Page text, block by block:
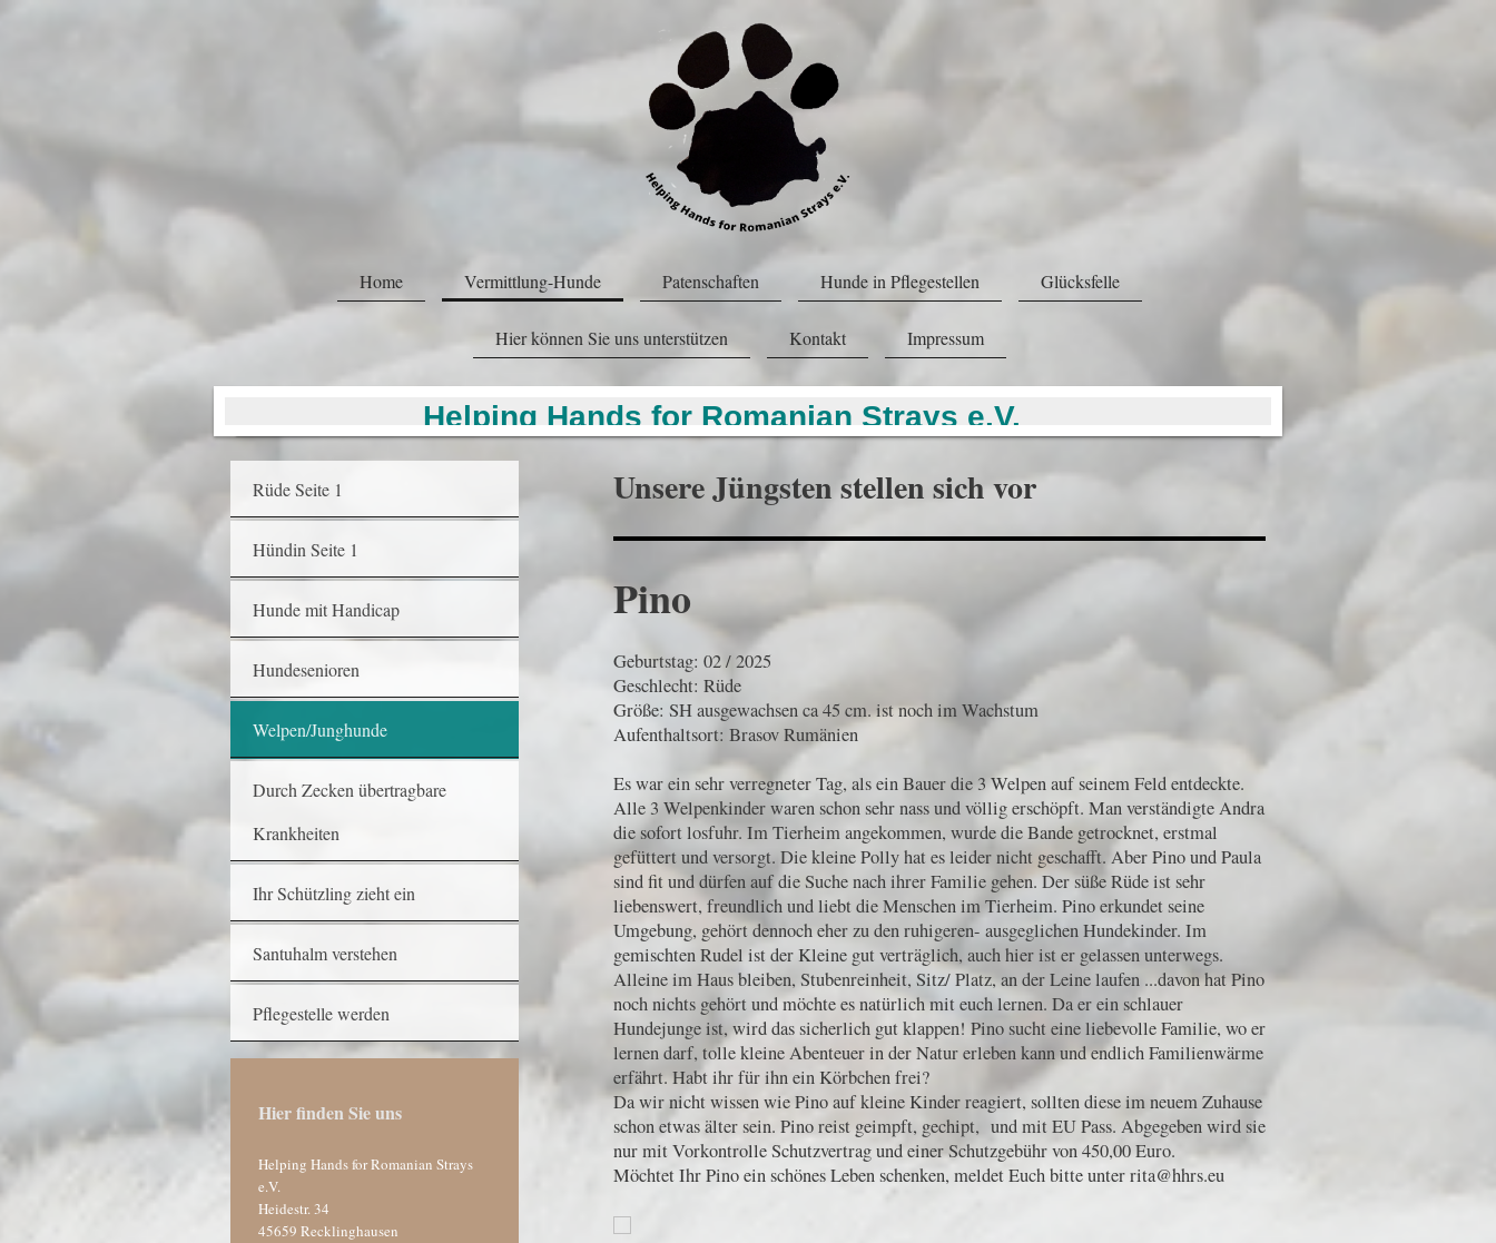
Home Vermittlung-Hunde Patenschaften Hunde in Pflegestellen Glücksfelle
Hier können Sie uns unterstützen Kontakt Impressum
Helping Hands for Romanian Strays e.V.
Unsere Jüngsten stellen sich vor
Pino
Geburtstag: 02 / 2025
Geschlecht: Rüde
Größe: SH ausgewachsen ca 45 cm. ist noch im Wachstum
Aufenthaltsort: Brasov Rumänien
Es war ein sehr verregneter Tag, als ein Bauer die 3 Welpen auf seinem Feld entdeckte.
Alle 3 Welpenkinder waren schon sehr nass und völlig erschöpft. Man verständigte Andra
die sofort losfuhr. Im Tierheim angekommen, wurde die Bande getrocknet, erstmal
gefüttert und versorgt. Die kleine Polly hat es leider nicht geschafft. Aber Pino und Paula
sind fit und dürfen auf die Suche nach ihrer Familie gehen. Der süße Rüde ist sehr
liebenswert, freundlich und liebt die Menschen im Tierheim. Pino erkundet seine
Umgebung, gehört dennoch eher zu den ruhigeren- ausgeglichen Hundekinder. Im
gemischten Rudel ist der Kleine gut verträglich, auch hier ist er gelassen unterwegs.
Alleine im Haus bleiben, Stubenreinheit, Sitz/ Platz, an der Leine laufen ...davon hat Pino
noch nichts gehört und möchte es natürlich mit euch lernen. Da er ein schlauer
Hundejunge ist, wird das sicherlich gut klappen! Pino sucht eine liebevolle Familie, wo er
lernen darf, tolle kleine Abenteuer in der Natur erleben kann und endlich Familienwärme
erfährt. Habt ihr für ihn ein Körbchen frei?
Da wir nicht wissen wie Pino auf kleine Kinder reagiert, sollten diese im neuem Zuhause
schon etwas älter sein. Pino reist geimpft, gechipt, und mit EU Pass. Abgegeben wird sie
nur mit Vorkontrolle Schutzvertrag und einer Schutzgebühr von 450,00 Euro.
Möchtet Ihr Pino ein schönes Leben schenken, meldet Euch bitte unter rita@hhrs.eu
Rüde Seite 1
Hündin Seite 1
Hunde mit Handicap
Hundesenioren
Welpen/Junghunde
Durch Zecken übertragbare
Krankheiten
Ihr Schützling zieht ein
Santuhalm verstehen
Pflegestelle werden
Hier finden Sie uns
Helping Hands for Romanian Strays
e.V.
Heidestr.34
45659 Recklinghausen